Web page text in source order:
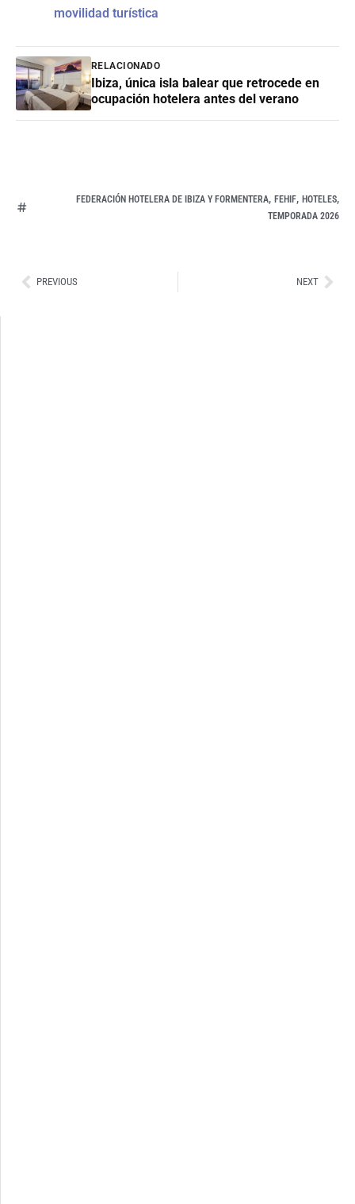
movilidad turística
RELACIONADO
Ibiza, única isla balear que retrocede en
ocupación hotelera antes del verano
FEDERACIÓN HOTELERA DE IBIZA Y FORMENTERA, FEHIF, HOTELES,
TEMPORADA 2026
AntPREVIOUS NEXT